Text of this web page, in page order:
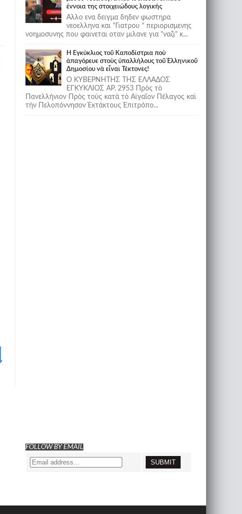
έννοια της στοιχειώδους λογικής
Αλλο ενα δειγμα δηδεν φωστηρα
νεοελληνα και "Γιατρου " περιορισμενης
νοημοσυνης που φαινεται οταν μιλανε για "ναζι" κ...
Ἡ Ἐγκύκλιος τοῦ Καποδίστρια ποὺ
ἀπαγόρευε στοὺς ὑπαλλήλους τοῦ Ἑλληνικοῦ
Δημοσίου νὰ εἶναι Τέκτονες!
Ο ΚΥΒΕΡΝΗΤΗΣ ΤΗΣ ΕΛΛΑΔΟΣ
ΕΓΚΥΚΛΙΟΣ ΑΡ. 2953 Πρὸς τὸ
Πανελλήνιον Πρὸς τοὺς κατὰ τὸ Αἰγαῖον Πέλαγος καὶ
τὴν Πελοπόννησον Ἐκτάκτους Ἐπιτρόπο...
FOLLOW BY EMAIL